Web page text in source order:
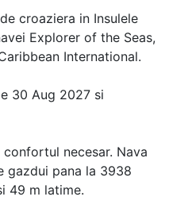
croaziera in Insulele
Explorer of the Seas,
International.
30 Aug 2027 si
necesar. Nava
gazdui pana la 3938
49 m latime.